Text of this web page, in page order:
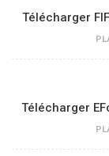
Télécharger
Télécharger